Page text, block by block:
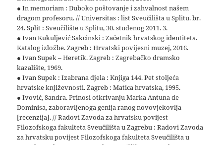
● In memoriam : Duboko poštovanje i zahvalnost našem
dragom profesoru. // Universitas : list Sveučilišta u Splitu. br.
24. Split : Sveučilište u Splitu, 30. studenog 2011. 3.
● Ivan Kukuljević Sakcinski : Začetnik hrvatskog identiteta.
Katalog izložbe. Zagreb : Hrvatski povijesni muzej, 2016.
● Ivan Supek – Heretik. Zagreb : Zagrebačko dramsko
kazalište, 1969.
● Ivan Supek : Izabrana djela : Knjiga 144. Pet stoljeća
hrvatske književnosti. Zagreb : Matica hrvatska, 1995.
● Ivović, Sandra. Prinosi otkrivanju Marka Antuna de
Dominisa, zaboravljenoga genija ranog novovjekovlja
[recenzija]. // Radovi Zavoda za hrvatsku povijest
Filozofskoga fakulteta Sveučilišta u Zagrebu : Radovi Zavoda
za hrvatsku povijest Filozofskoga fakulteta Sveučilišta u